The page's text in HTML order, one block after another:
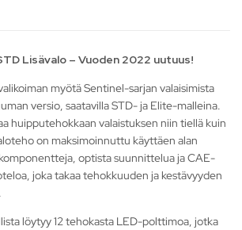
Lisävalo – Vuoden 2022 uutuus!
myötä Sentinel-sarjan valaisimista
versio, saatavilla STD- ja Elite-malleina.
huipputehokkaan valaistuksen niin tiellä kuin
on maksimoinnuttu käyttäen alan
optista suunnittelua ja CAE-
joka takaa tehokkuuden ja kestävyyden
löytyy 12 tehokasta LED-polttimoa, jotka